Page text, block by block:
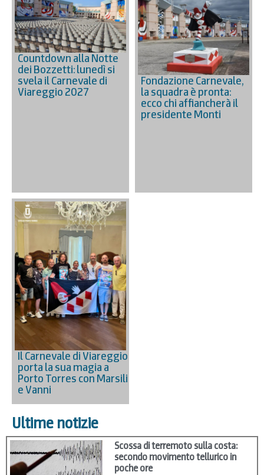
Countdown alla Notte
dei Bozzetti: lunedì si
svela il Carnevale di
Viareggio 2027
Fondazione Carnevale,
la squadra è pronta:
ecco chi affiancherà il
presidente Monti
Il Carnevale di Viareggio
porta la sua magia a
Porto Torres con Marsili
e Vanni
Ultime notizie
Scossa di terremoto sulla costa:
secondo movimento tellurico in
poche ore